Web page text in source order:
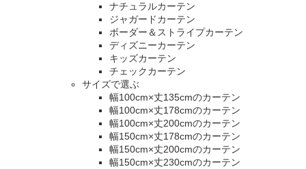
ナチュラルカーテン
ジャガードカーテン
ボーダー＆ストライプカーテン
ディズニーカーテン
キッズカーテン
チェックカーテン
サイズで選ぶ
幅100cm×丈135cmのカーテン
幅100cm×丈178cmのカーテン
幅100cm×丈200cmのカーテン
幅150cm×丈178cmのカーテン
幅150cm×丈200cmのカーテン
幅150cm×丈230cmのカーテン